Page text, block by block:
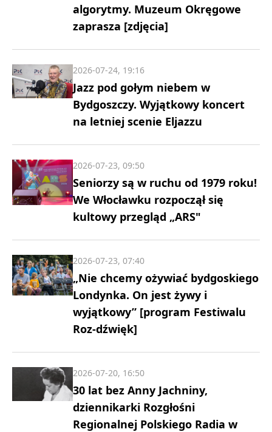
algorytmy. Muzeum Okręgowe
zaprasza [zdjęcia]
Jazz pod gołym niebem w
Bydgoszczy. Wyjątkowy koncert
na letniej scenie Eljazzu
2026-07-24, 19:16
Seniorzy są w ruchu od 1979 roku!
We Włocławku rozpoczął się
kultowy przegląd „ARS"
2026-07-23, 09:50
„Nie chcemy ożywiać bydgoskiego
Londynka. On jest żywy i
wyjątkowy” [program Festiwalu
Roz-dźwięk]
2026-07-23, 07:40
30 lat bez Anny Jachniny,
dziennikarki Rozgłośni
Regionalnej Polskiego Radia w
2026-07-20, 16:50